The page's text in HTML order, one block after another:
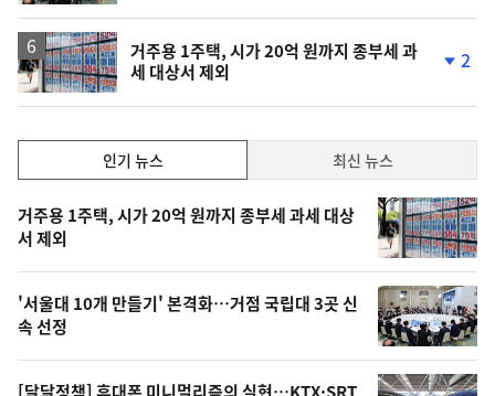
거주용 1주택, 시가 20억 원까지 종부세 과
세 대상서 제외
락
2
기,
최
신,
오
늘
의
영
인기 뉴스 최신 뉴스
기
뉴
스
거주용 1주택, 시가 20억 원까지 종부세 과세 대상
서 제외
'서울대 10개 만들기' 본격화…거점 국립대 3곳 신
속 선정